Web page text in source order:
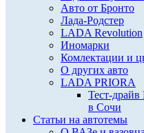
Авто от Бронто
Лада-Родстер
LADA Revolution
Иномарки
Комлектации и
О других авто
LADA PRIORA
Тест-
в Сочи
Статьи на автотемы